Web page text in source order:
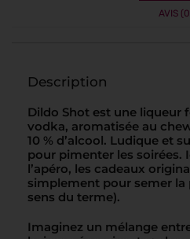
AVIS
Description
Dildo Shot est une liqueur
vodka, aromatisée au
10 % d’alcool. Ludique et
pour pimenter les soirées.
l’apéro, les cadeaux
simplement pour semer la
sens du terme).
Imaginez un mélange